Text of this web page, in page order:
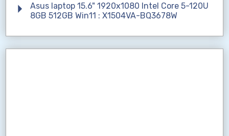
Asus laptop 15.6" 1920x1080 Intel Core 5-120U
8GB 512GB Win11 : X1504VA-BQ3678W